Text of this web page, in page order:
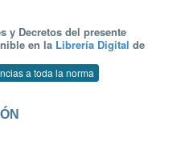
y Decretos del presente
en la Librería Digital de
a toda la norma